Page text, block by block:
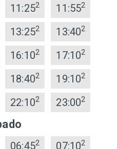
11:252 11:552
13:252 13:402
16:102 17:102
18:402 19:102
22:102 23:002
06:452 07:102